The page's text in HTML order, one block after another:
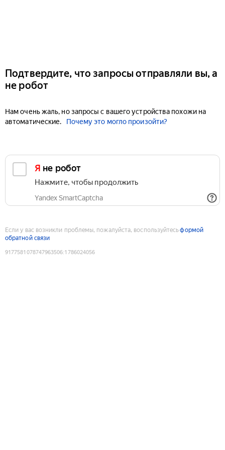
Подтвердите, что запросы отправляли вы, а
не робот
Нам очень жаль, но запросы с вашего устройства похожи на
автоматические.
Почему это могло произойти?
Я не робот
Нажмите, чтобы продолжить
Yandex SmartCaptcha
Если у вас возникли проблемы, пожалуйста, воспользуйтесьформой
обратной связи
9177581078747963506:1786024056